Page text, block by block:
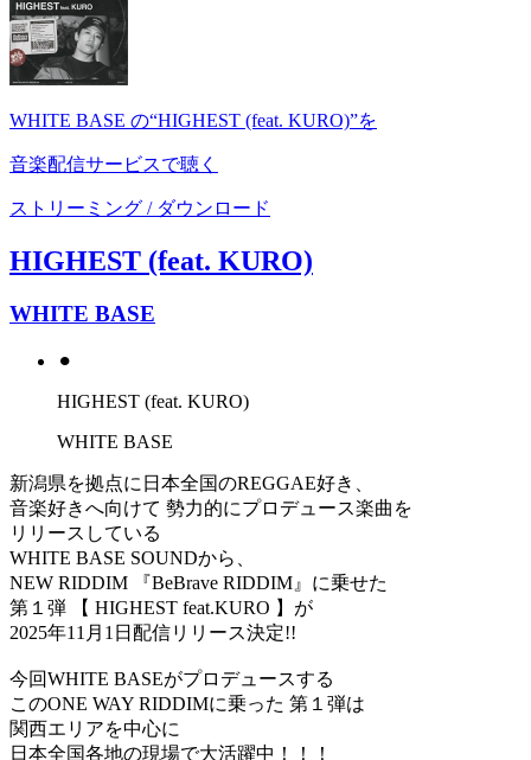
WHITE BASE の“HIGHEST (feat. KURO)”を
音楽配信サービスで聴く
ストリーミング / ダウンロード
HIGHEST (feat. KURO)
WHITE BASE
⚫︎
HIGHEST (feat. KURO)
WHITE BASE
新潟県を拠点に日本全国のREGGAE好き、
音楽好きへ向けて 勢力的にプロデュース楽曲を
リリースしている
WHITE BASE SOUNDから、
NEW RIDDIM 『BeBrave RIDDIM』に乗せた
第１弾 【 HIGHEST feat.KURO 】が
2025年11月1日配信リリース決定!!
今回WHITE BASEがプロデュースする
このONE WAY RIDDIMに乗った 第１弾は
関西エリアを中心に
日本全国各地の現場で大活躍中！！！